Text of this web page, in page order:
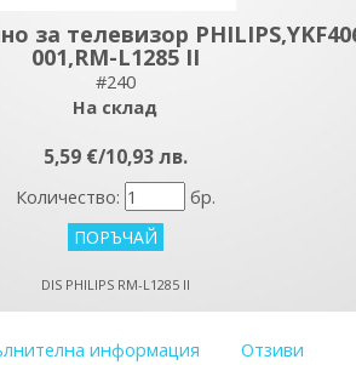
за телевизор
001,RM-L1285 II
#240
На склад
5,59 €/10,93 лв.
Количество: бр.
DIS PHILIPS RM-L1285 II
информация Отзиви